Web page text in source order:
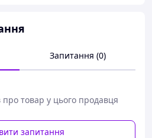
Запитання (0)
про товар у цього продавця
запитання